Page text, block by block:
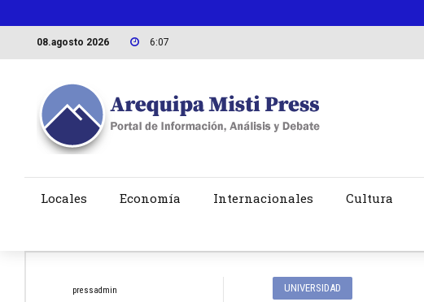
08.agosto 2026 6:07
Locales Economía Internacionales Cultura
pressadmin UNIVERSIDAD